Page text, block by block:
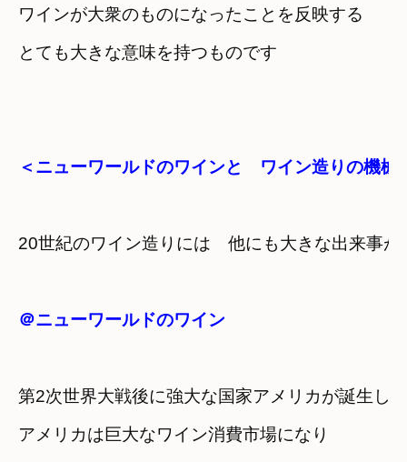
ワインが大衆のものになったことを反映する
＜ニューワールドのワインと　ワイン造りの機械
20世紀のワイン造りには　他にも大きな出来事が
＠ニューワールドのワイン
第2次世界大戦後に強大な国家アメリカが誕生し
アメリカは巨大なワイン消費市場になり